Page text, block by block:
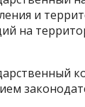
и
на